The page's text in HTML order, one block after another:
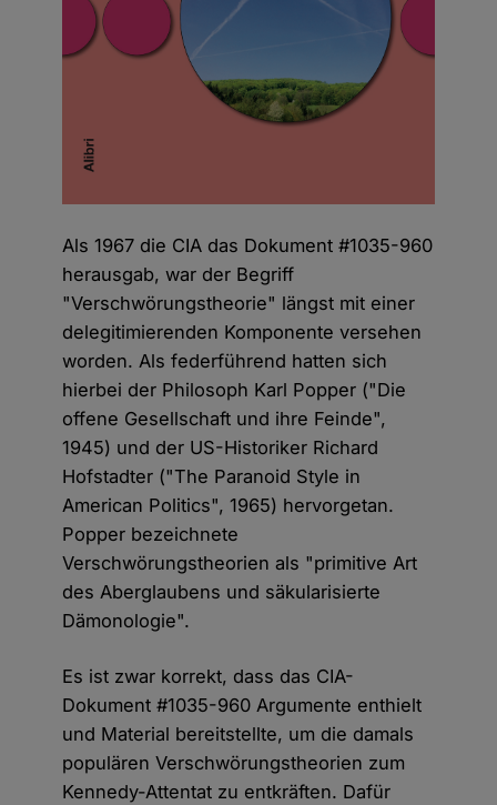
Als 1967 die CIA das Dokument #1035-960
herausgab, war der Begriff
"Verschwörungstheorie" längst mit einer
delegitimierenden Komponente versehen
worden. Als federführend hatten sich
hierbei der Philosoph Karl Popper ("Die
offene Gesellschaft und ihre Feinde",
1945) und der US-Historiker Richard
Hofstadter ("The Paranoid Style in
American Politics", 1965) hervorgetan.
Popper bezeichnete
Verschwörungstheorien als "primitive Art
des Aberglaubens und säkularisierte
Dämonologie".
Es ist zwar korrekt, dass das CIA-
Dokument #1035-960 Argumente enthielt
und Material bereitstellte, um die damals
populären Verschwörungstheorien zum
Kennedy-Attentat zu entkräften. Dafür